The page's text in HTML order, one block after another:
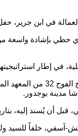
في ابن جرير،
حظي بإشادة
في إطار
السيد المصطفى
مدينة بوجدور.
آسفي، خلفاً